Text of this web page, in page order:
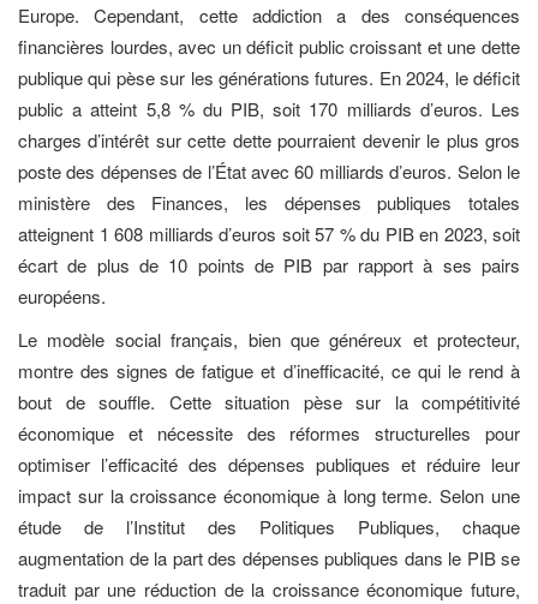
Europe. Cependant, cette addiction a des conséquences
financières lourdes, avec un déficit public croissant et une dette
publique qui pèse sur les générations futures. En 2024, le déficit
public a atteint 5,8 % du PIB, soit 170 milliards d’euros. Les
charges d’intérêt sur cette dette pourraient devenir le plus gros
poste des dépenses de l’État avec 60 milliards d’euros. Selon le
ministère des Finances, les dépenses publiques totales
atteignent 1 608 milliards d’euros soit 57 % du PIB en 2023, soit
écart de plus de 10 points de PIB par rapport à ses pairs
européens.
Le modèle social français, bien que généreux et protecteur,
montre des signes de fatigue et d’inefficacité, ce qui le rend à
bout de souffle. Cette situation pèse sur la compétitivité
économique et nécessite des réformes structurelles pour
optimiser l’efficacité des dépenses publiques et réduire leur
impact sur la croissance économique à long terme. Selon une
étude de l’Institut des Politiques Publiques, chaque
augmentation de la part des dépenses publiques dans le PIB se
traduit par une réduction de la croissance économique future,